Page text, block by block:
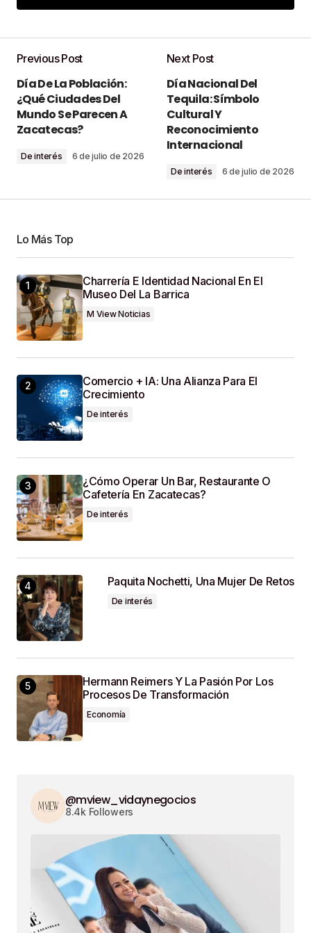
Add a comment
publicada. Los campos obligatorios están
marcados con*
Your E-Mail*
Guardar Mi Nombre, Correo Electrónico Y Sitio
Web En Este Navegador Para La Próxima Vez
Que Haga Un Comentario.
SUBMIT COMMENT
Previous Post
Día De La Población:
¿Qué Ciudades Del
Mundo Se Parecen A
Zacatecas?
De interés 6 de julio de 2026
Next Post
Día Nacional Del
Tequila: Símbolo
Cultural Y
Reconocimiento
Internacional
De interés 6 de julio de 2026
Lo Más Top
Charrería E Identidad Nacional En El
Museo Del La Barrica
M View Noticias
Comercio + IA: Una Alianza Para El
Crecimiento
De interés
¿Cómo Operar Un Bar, Restaurante O
Cafetería En Zacatecas?
De interés
Paquita Nochetti, Una Mujer De Retos
De interés
Hermann Reimers Y La Pasión Por Los
Procesos De Transformación
Economía
@mview_vidaynegocios
8.4k Followers